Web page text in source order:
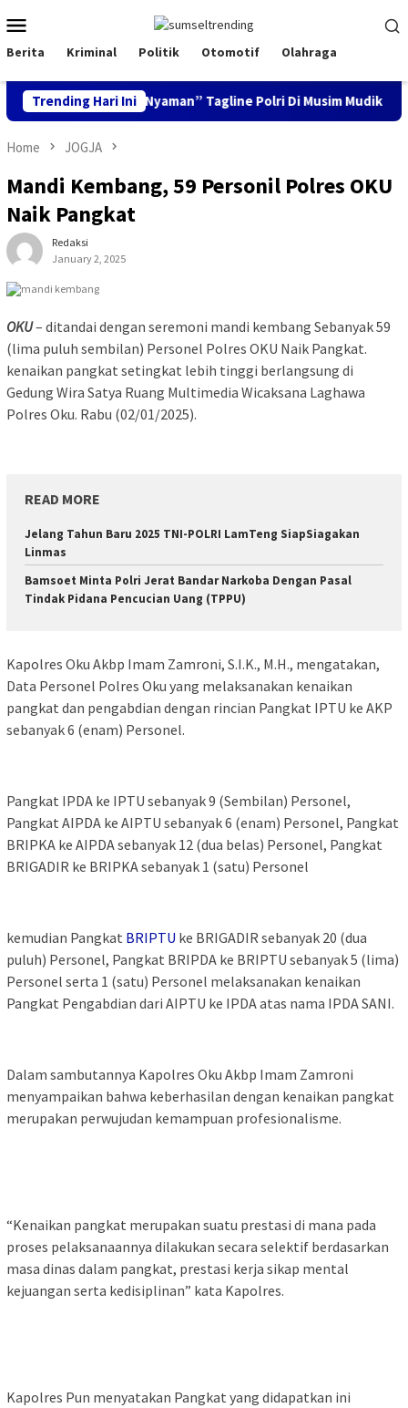
to
contentMenu
Berita Kriminal Politik Otomotif Olahraga
Trending Hari Ini
Aman, Keluarga Nyaman” Tagline Polri Di Musim Mudik Lebaran
Home JOGJA
Mandi Kembang, 59 Personil Polres OKU
Naik Pangkat
Redaksi
January 2, 2025
OKU– ditandai dengan seremoni mandi kembang Sebanyak 59
(lima puluh sembilan) Personel Polres OKU Naik Pangkat.
kenaikan pangkat setingkat lebih tinggi berlangsung di
Gedung Wira Satya Ruang Multimedia Wicaksana Laghawa
Polres Oku. Rabu (02/01/2025).
READ MORE
Jelang Tahun Baru 2025 TNI-POLRI LamTeng SiapSiagakan
Linmas
Bamsoet Minta Polri Jerat Bandar Narkoba Dengan Pasal
Tindak Pidana Pencucian Uang (TPPU)
Kapolres Oku Akbp Imam Zamroni, S.I.K., M.H., mengatakan,
Data Personel Polres Oku yang melaksanakan kenaikan
pangkat dan pengabdian dengan rincian Pangkat IPTU ke AKP
sebanyak 6 (enam) Personel.
Pangkat IPDA ke IPTU sebanyak 9 (Sembilan) Personel,
Pangkat AIPDA ke AIPTU sebanyak 6 (enam) Personel, Pangkat
BRIPKA ke AIPDA sebanyak 12 (dua belas) Personel, Pangkat
BRIGADIR ke BRIPKA sebanyak 1 (satu) Personel
kemudian Pangkat BRIPTU ke BRIGADIR sebanyak 20 (dua
puluh) Personel, Pangkat BRIPDA ke BRIPTU sebanyak 5 (lima)
Personel serta 1 (satu) Personel melaksanakan kenaikan
Pangkat Pengabdian dari AIPTU ke IPDA atas nama IPDA SANI.
Dalam sambutannya Kapolres Oku Akbp Imam Zamroni
menyampaikan bahwa keberhasilan dengan kenaikan pangkat
merupakan perwujudan kemampuan profesionalisme.
“Kenaikan pangkat merupakan suatu prestasi di mana pada
proses pelaksanaannya dilakukan secara selektif berdasarkan
masa dinas dalam pangkat, prestasi kerja sikap mental
kejuangan serta kedisiplinan” kata Kapolres.
Kapolres Pun menyatakan Pangkat yang didapatkan ini